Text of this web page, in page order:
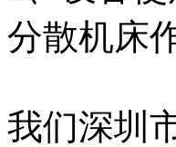
分散机床
我们深圳